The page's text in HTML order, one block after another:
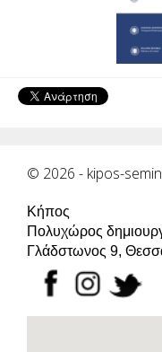
© 2026 - kipos-
Κήπος
Πολυχώρος
Γλάδστωνος 9,